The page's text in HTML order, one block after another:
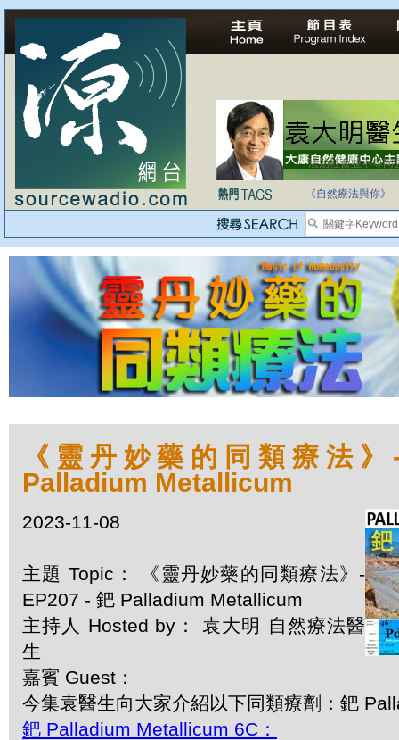
法治社會並不等同
自家教育合法化-
《自然療法與你》
《靈丹妙藥的同類療法》
Palladium Metallicum
2023-11-08
主題 Topic： 《靈丹妙藥的同類療法》-
EP207 - 鈀 Palladium Metallicum
主持人 Hosted by： 袁大明 自然療法醫
生
嘉賓 Guest：
今集袁醫生向大家介紹以下同類療劑：鈀
鈀 Palladium Metallicum 6C：